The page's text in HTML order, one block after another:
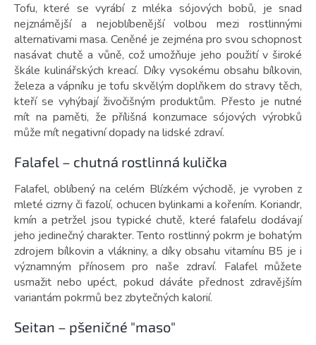
Tofu, které se vyrábí z mléka sójových bobů, je snad
nejznámější a nejoblíbenější volbou mezi rostlinnými
alternativami masa. Ceněné je zejména pro svou schopnost
nasávat chutě a vůně, což umožňuje jeho použití v široké
škále kulinářských kreací. Díky vysokému obsahu bílkovin,
železa a vápníku je tofu skvělým doplňkem do stravy těch,
kteří se vyhýbají živočišným produktům. Přesto je nutné
mít na paměti, že přílišná konzumace sójových výrobků
může mít negativní dopady na lidské zdraví.
Falafel – chutná rostlinná kulička
Falafel, oblíbený na celém Blízkém východě, je vyroben z
mleté cizrny či fazolí, ochucen bylinkami a kořením. Koriandr,
kmín a petržel jsou typické chutě, které falafelu dodávají
jeho jedinečný charakter. Tento rostlinný pokrm je bohatým
zdrojem bílkovin a vlákniny, a díky obsahu vitamínu B5 je i
významným přínosem pro naše zdraví. Falafel můžete
usmažit nebo upéct, pokud dáváte přednost zdravějším
variantám pokrmů bez zbytečných kalorií.
Seitan – pšeničné "maso"